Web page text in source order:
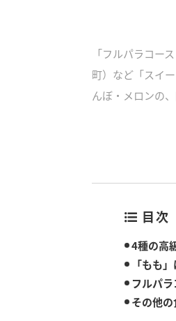
「フルパラコー
町）など「スイ
んぼ・メロンの
目次
4種の高
「もも
フルパ
その他の